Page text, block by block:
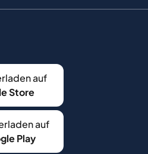
auf
Store
auf
Play